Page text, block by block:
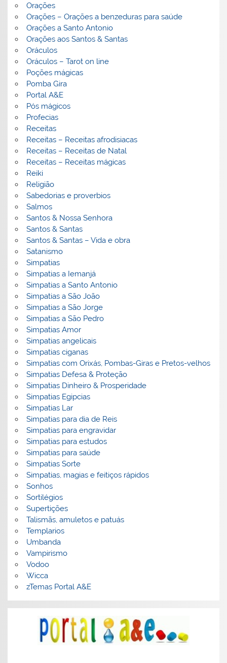
Orações
Orações – Orações a benzeduras para saúde
Orações a Santo Antonio
Orações aos Santos & Santas
Oráculos
Oráculos – Tarot on line
Poções mágicas
Pomba Gira
Portal A&E
Pós mágicos
Profecias
Receitas
Receitas – Receitas afrodisiacas
Receitas – Receitas de Natal
Receitas – Receitas mágicas
Reiki
Religião
Sabedorias e proverbios
Salmos
Santos & Nossa Senhora
Santos & Santas
Santos & Santas – Vida e obra
Satanismo
Simpatias
Simpatias a Iemanjá
Simpatias a Santo Antonio
Simpatias a São João
Simpatias a São Jorge
Simpatias a São Pedro
Simpatias Amor
Simpatias angelicais
Simpatias ciganas
Simpatias com Orixás, Pombas-Giras e Pretos-velhos
Simpatias Defesa & Proteção
Simpatias Dinheiro & Prosperidade
Simpatias Egipcias
Simpatias Lar
Simpatias para dia de Reis
Simpatias para engravidar
Simpatias para estudos
Simpatias para saúde
Simpatias Sorte
Simpatias, magias e feitiços rápidos
Sonhos
Sortilégios
Supertições
Talismãs, amuletos e patuás
Templarios
Umbanda
Vampirismo
Vodoo
Wicca
zTemas Portal A&E